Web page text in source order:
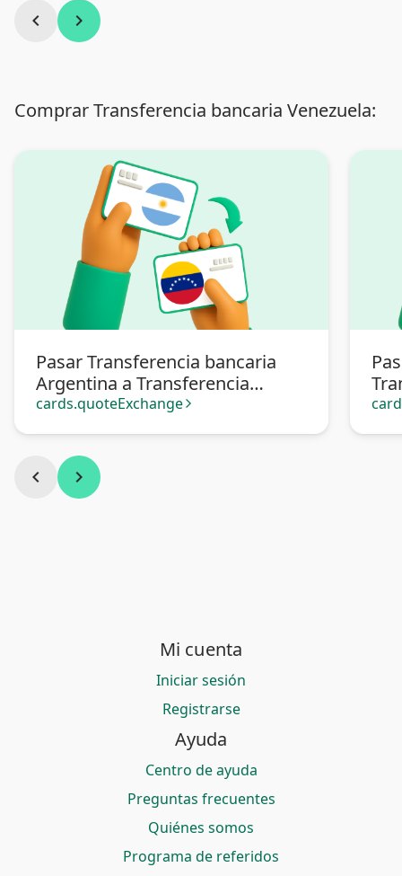
chevron_left chevron_right
Comprar Transferencia bancaria Venezuela:
Pasar Transferencia bancaria
Argentina a Transferencia
bancaria Venezuela
cards.quoteExchange arrow_forward_ios
chevron_left chevron_right
Mi cuenta
Iniciar sesión
Registrarse
Ayuda
Centro de ayuda
Preguntas frecuentes
Quiénes somos
Programa de referidos